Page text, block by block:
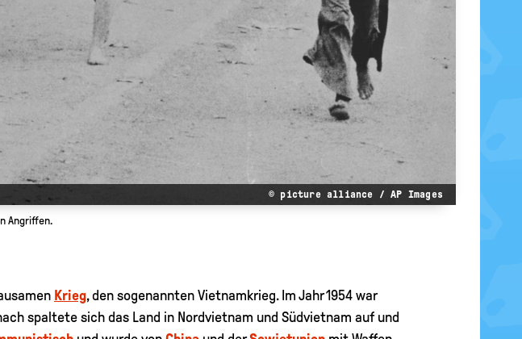
© picture alliance / AP Images
Angriffen.
Krieg, den sogenannten Vietnamkrieg. Im Jahr 1954 war
spaltete sich das Land in Nordvietnam und Südvietnam auf und